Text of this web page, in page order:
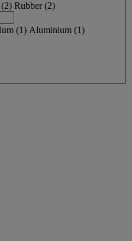
(2) Rubber(2)
(1) Aluminium (1)